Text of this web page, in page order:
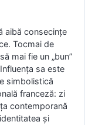
aibă consecințe
Tocmai de
mai fie un „bun”
sa este
simbolistică
franceză: zi
contemporană
şi